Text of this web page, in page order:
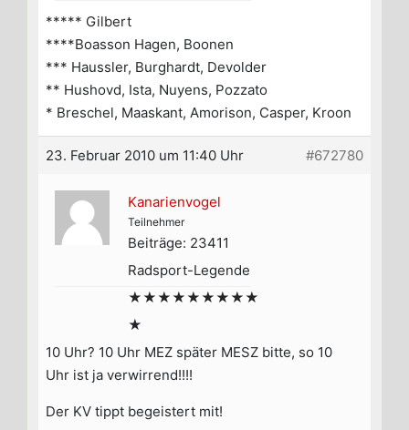
***** Gilbert
****Boasson Hagen, Boonen
*** Haussler, Burghardt, Devolder
** Hushovd, Ista, Nuyens, Pozzato
* Breschel, Maaskant, Amorison, Casper, Kroon
23. Februar 2010 um 11:40 Uhr #672780
Kanarienvogel
Teilnehmer
Beiträge: 23411
Radsport-Legende
★★★★★★★★★
★
10 Uhr? 10 Uhr MEZ später MESZ bitte, so 10
Uhr ist ja verwirrend!!!!
Der KV tippt begeistert mit!